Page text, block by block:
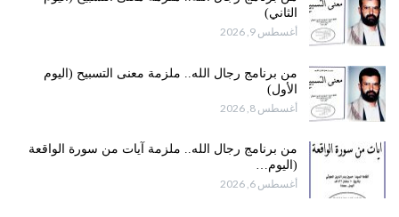
الثاني)
أغسطس 9, 2026
من برنامج رجال الله.. ملزمة معنى التسبيح (اليوم
الأول)
أغسطس 8, 2026
من برنامج رجال الله.. ملزمة آيات من سورة الواقعة
(اليوم…
أغسطس 6, 2026